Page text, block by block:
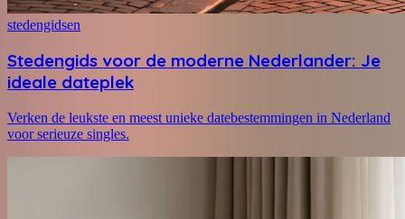
stedengidsen
Stedengids voor de moderne Nederlander: Je
ideale dateplek
Verken de leukste en meest unieke datebestemmingen in Nederland
voor serieuze singles.